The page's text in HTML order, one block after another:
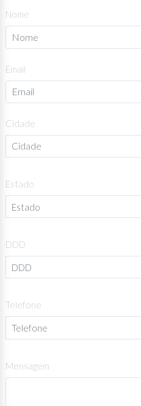
Nome
Email
Cidade
Estado
DDD
Telefone
Mensagem